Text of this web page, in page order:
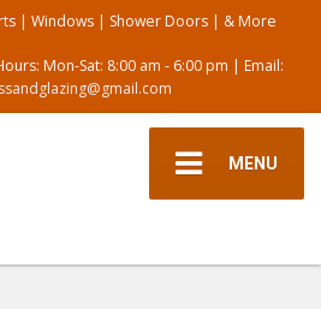
| Windows | Shower Doors | & More
Mon-Sat: 8:00 am - 6:00 pm | Email:
MENU